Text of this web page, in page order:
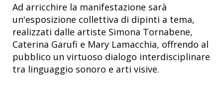
Ad arricchire la manifestazione sarà
un'esposizione collettiva di dipinti a tema,
realizzati dalle artiste Simona Tornabene,
Caterina Garufi e Mary Lamacchia, offrendo al
pubblico un virtuoso dialogo interdisciplinare
tra linguaggio sonoro e arti visive.